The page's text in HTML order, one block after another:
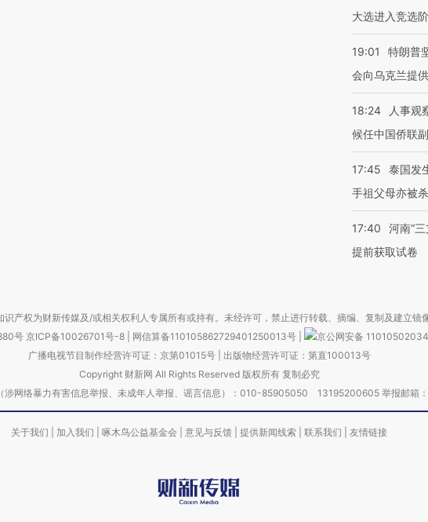
大选进入竞选
19:01
特朗普
会向乌克兰提
18:24
人事观
候任中国侨联
17:45
泰国发
手祖父母亦被杀
17:40
河南“
提前获取试卷
识产权为财新传媒及/或相关权利人专属所有或持有。未经许可，禁止进行转载、摘编、复制及建立镜
号 京ICP备10026701号-8 网信算备110105862729401250013号
京公网安备
广播电视节目制作经营许可证：京第01015号| 出版物经营许可证：第直100013号
Copyright 财新网 All Rights Reserved 版权所有 复制必究
涉网络暴力有害信息举报、未成年人举报、谣言信息）：010-85905050 13195200605 举报邮箱
关于我们 加入我们 啄木鸟公益基金会 意见与反馈 提供新闻线索 联系我们 友情链接